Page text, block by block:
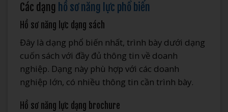
Các dạng hồ sơ năng lực phổ biến
Hồ sơ năng lực dạng sách
Đây là dạng phổ biến nhất, trình bày dưới dạng
cuốn sách với đầy đủ thông tin về doanh
nghiệp. Dạng này phù hợp với các doanh
nghiệp lớn, có nhiều thông tin cần trình bày.
Hồ sơ năng lực dạng brochure